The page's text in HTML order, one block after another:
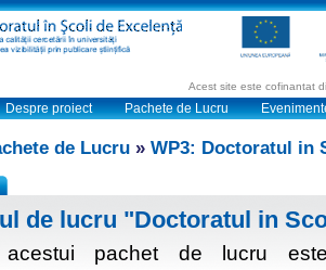
Acest site este cofinantat
Despre proiect Pachete de Lucru
de Lucru » WP3: Doctoratul in
de lucru "Doctoratul in
acestui pachet de lucru